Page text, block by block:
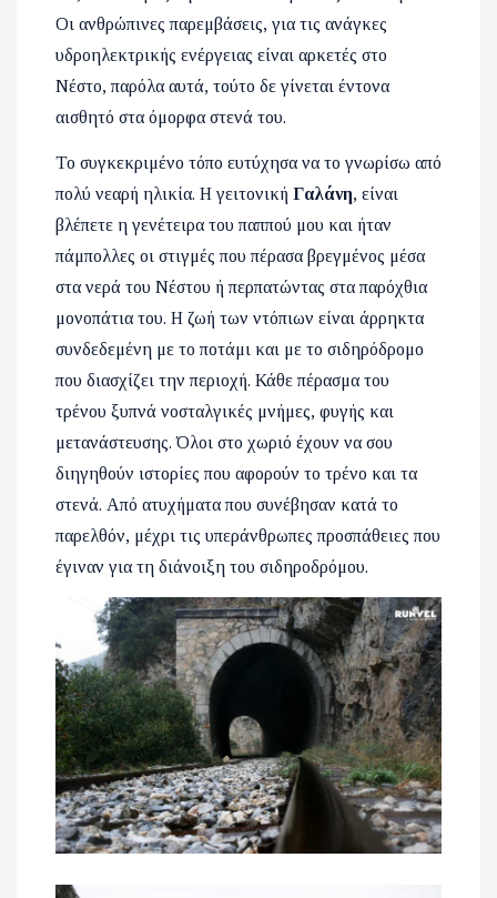
Οι ανθρώπινες παρεμβάσεις, για τις ανάγκες
υδροηλεκτρικής ενέργειας είναι αρκετές στο
Νέστο, παρόλα αυτά, τούτο δε γίνεται έντονα
αισθητό στα όμορφα στενά του.
To συγκεκριμένο τόπο ευτύχησα να το γνωρίσω από
πολύ νεαρή ηλικία. Η γειτονική Γαλάνη, είναι
βλέπετε η γενέτειρα του παππού μου και ήταν
πάμπολλες οι στιγμές που πέρασα βρεγμένος μέσα
στα νερά του Νέστου ή περπατώντας στα παρόχθια
μονοπάτια του. Η ζωή των ντόπιων είναι άρρηκτα
συνδεδεμένη με το ποτάμι και με το σιδηρόδρομο
που διασχίζει την περιοχή. Κάθε πέρασμα του
τρένου ξυπνά νοσταλγικές μνήμες, φυγής και
μετανάστευσης. Όλοι στο χωριό έχουν να σου
διηγηθούν ιστορίες που αφορούν το τρένο και τα
στενά. Από ατυχήματα που συνέβησαν κατά το
παρελθόν, μέχρι τις υπεράνθρωπες προσπάθειες που
έγιναν για τη διάνοιξη του σιδηροδρόμου.